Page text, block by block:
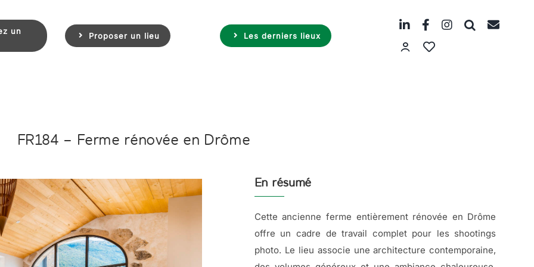
un
Proposer un lieu Les derniers lieux
FR184 – Ferme rénovée en Drôme
En résumé
Cette ancienne ferme entièrement rénovée en Drôme
offre un cadre de travail complet pour les shootings
photo. Le lieu associe une architecture contemporaine,